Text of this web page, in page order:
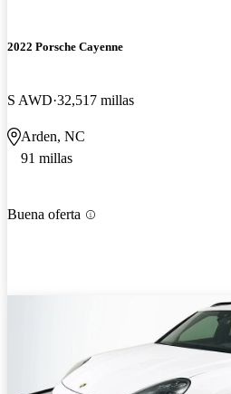
2022 Porsche Cayenne
S AWD 32,517 millas
Arden, NC
91 millas
Buena oferta